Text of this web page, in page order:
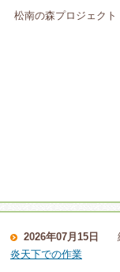
松南の森プロジェクト
2026年07月15日
炎天下での作業